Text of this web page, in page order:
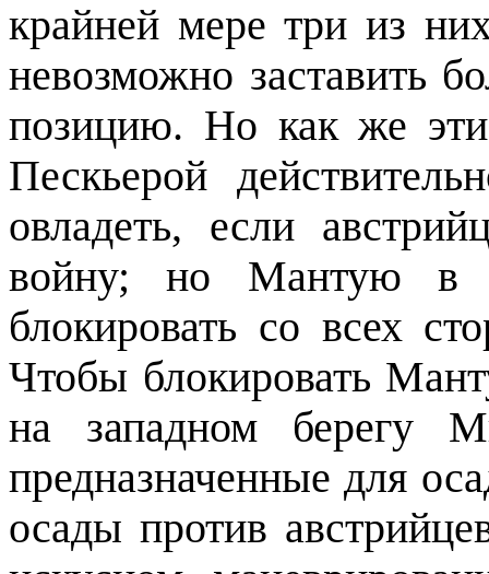
крайней мере три из
невозможно заставить
позицию. Но как же
Пескьерой
овладеть, если
войну; но Мантую в
блокировать со всех
Чтобы блокировать
на западном берегу
предназначенные для
осады против